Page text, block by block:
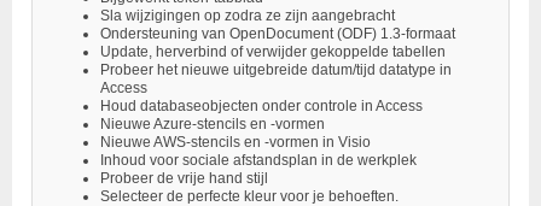
Sla wijzigingen op zodra ze zijn aangebracht
Ondersteuning van OpenDocument (ODF) 1.3-formaat
Update, herverbind of verwijder gekoppelde tabellen
Probeer het nieuwe uitgebreide datum/tijd datatype in
Access
Houd databaseobjecten onder controle in Access
Nieuwe Azure-stencils en -vormen
Nieuwe AWS-stencils en -vormen in Visio
Inhoud voor sociale afstandsplan in de werkplek
Probeer de vrije hand stijl
Selecteer de perfecte kleur voor je behoeften.